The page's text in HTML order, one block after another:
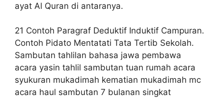
ayat Al Quran di antaranya.
21 Contoh Paragraf Deduktif Induktif Campuran.
Contoh Pidato Mentatati Tata Tertib Sekolah.
Sambutan tahlilan bahasa jawa pembawa
acara yasin tahlil sambutan tuan rumah acara
syukuran mukadimah kematian mukadimah mc
acara haul sambutan 7 bulanan singkat